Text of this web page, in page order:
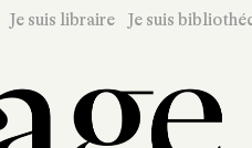
Je suis libraire Je suis